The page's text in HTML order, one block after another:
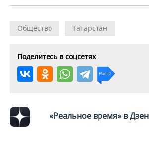
ФИГУРНОЕ КАТАНИЕ
ХОККЕЙ С МЯЧОМ
МЕДИЦИНА
ПРОИСШЕСТВИЯ
Общество Татарстан
Поделитесь в соцсетях
«Реальное время» в Дзен